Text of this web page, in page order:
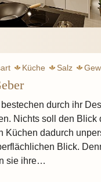
Küche Salz
durch ihr
Nichts soll den Blick
Küchen dadurch
Blick.
sie ihre…